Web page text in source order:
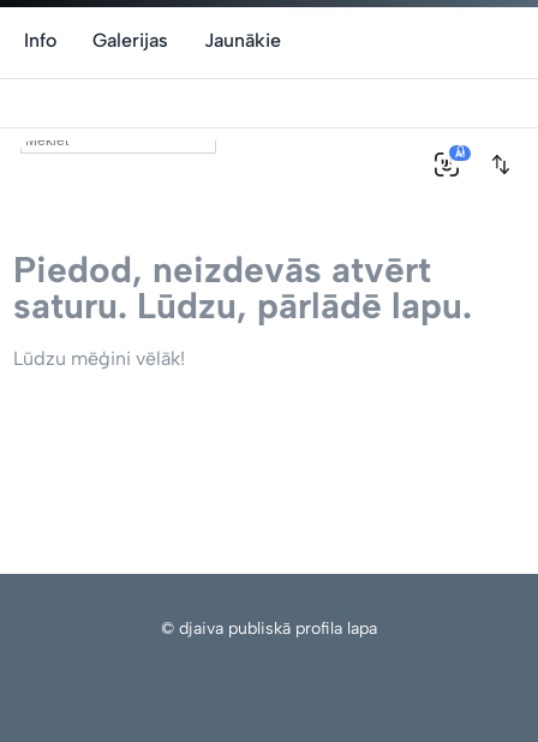
Info Galerijas Jaunākie
0
AI
Piedod, neizdevās atvērt
saturu. Lūdzu, pārlādē lapu.
Lūdzu mēģini vēlāk!
© djaiva publiskā profila lapa